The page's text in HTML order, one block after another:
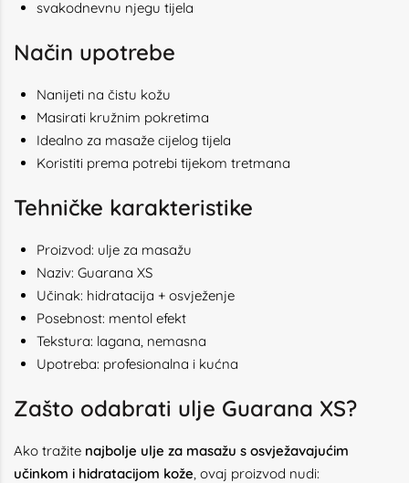
svakodnevnu njegu tijela
Način upotrebe
Nanijeti na čistu kožu
Masirati kružnim pokretima
Idealno za masaže cijelog tijela
Koristiti prema potrebi tijekom tretmana
Tehničke karakteristike
Proizvod: ulje za masažu
Naziv: Guarana XS
Učinak: hidratacija + osvježenje
Posebnost: mentol efekt
Tekstura: lagana, nemasna
Upotreba: profesionalna i kućna
Zašto odabrati ulje Guarana XS?
Ako tražite najbolje ulje za masažu s osvježavajućim
učinkom i hidratacijom kože, ovaj proizvod nudi: